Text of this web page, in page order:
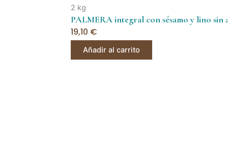
2 kg
PALMERA integral con sésamo y lino sin
19,10 €
Añadir al carrito